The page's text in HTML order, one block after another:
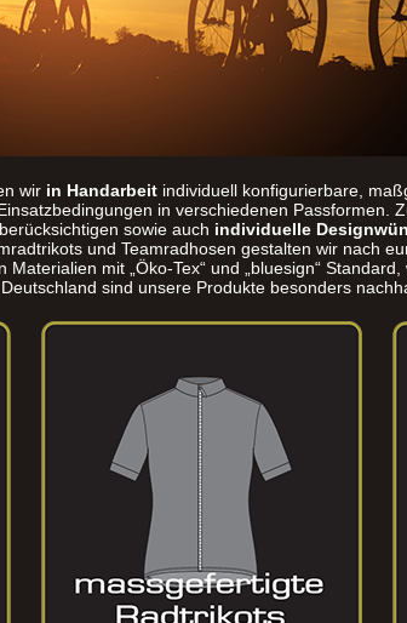
wir in Handarbeit individuell konfigurierbare,
in verschiedenen Passformen.
sowie auch individuelle
und Teamradhosen gestalten wir nach
mit „Öko-Tex“ und „bluesign“
sind unsere Produkte besonders